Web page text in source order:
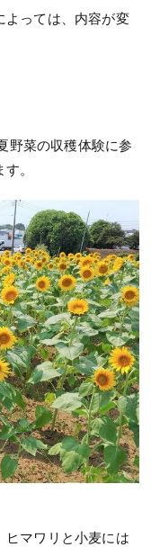
っては、内容が変
野菜の収穫体験に参
。
ヒマワリと小麦には